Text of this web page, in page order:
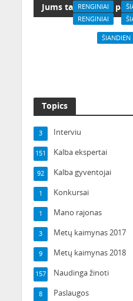
Jums taip pat gali
RENGINIAI
„Kaunieti,
batus ir
savo
RENGINIAI
„Kaunas
ŠIANDIEN
Topics
Interviu
3
Kalba ekspertai
151
Kalba gyventojai
92
Konkursai
1
Mano rajonas
1
Metų kaimynas 2017
3
Metų kaimynas 2018
9
Naudinga žinoti
157
Paslaugos
8